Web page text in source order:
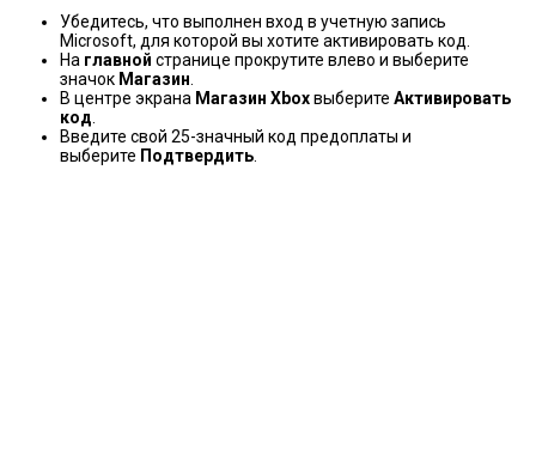
Убедитесь, что выполнен вход в учетную запись
Microsoft, для которой вы хотите активировать код.
На главной странице прокрутите влево и выберите
значок Магазин
В центре экрана Магазин Xboxвыберите Активировать
код
Введите свой 25-значный код предоплаты и
выберите Подтвердить